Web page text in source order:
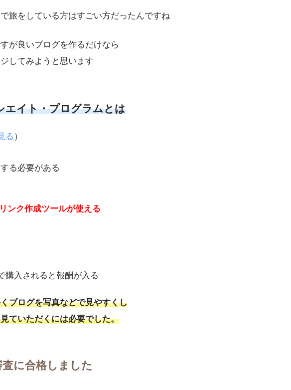
旅をしている方はすごい方だったんですね
が良いブログを作るだけなら
してみようと思います
エイト・プログラムとは
る ）
る必要がある
ンク作成ツールが使える
購入されると報酬が入る
ブログを写真などで見やすくし
ていただくには必要でした。
に合格しました